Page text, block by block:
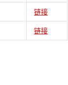
链接
链接